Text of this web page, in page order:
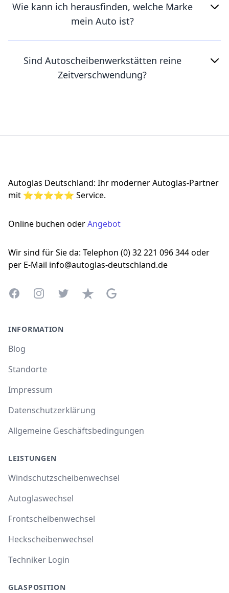
Wie kann ich herausfinden, welche Marke
mein Auto ist?
Sind Autoscheibenwerkstätten reine
Zeitverschwendung?
Autoglas Deutschland: Ihr moderner Autoglas-Partner
mit ⭐⭐⭐⭐⭐ Service.
Online buchen oderAngebot
Wir sind für Sie da: Telephon (0) 32 221 096 344 oder
per E-Mail info@autoglas-deutschland.de
FacebookInstagramTwitterTrustpilotGoogle Business Profile
INFORMATION
Blog
Standorte
Impressum
Datenschutzerklärung
Allgemeine Geschäftsbedingungen
LEISTUNGEN
Windschutzscheibenwechsel
Autoglaswechsel
Frontscheibenwechsel
Heckscheibenwechsel
Techniker Login
GLASPOSITION